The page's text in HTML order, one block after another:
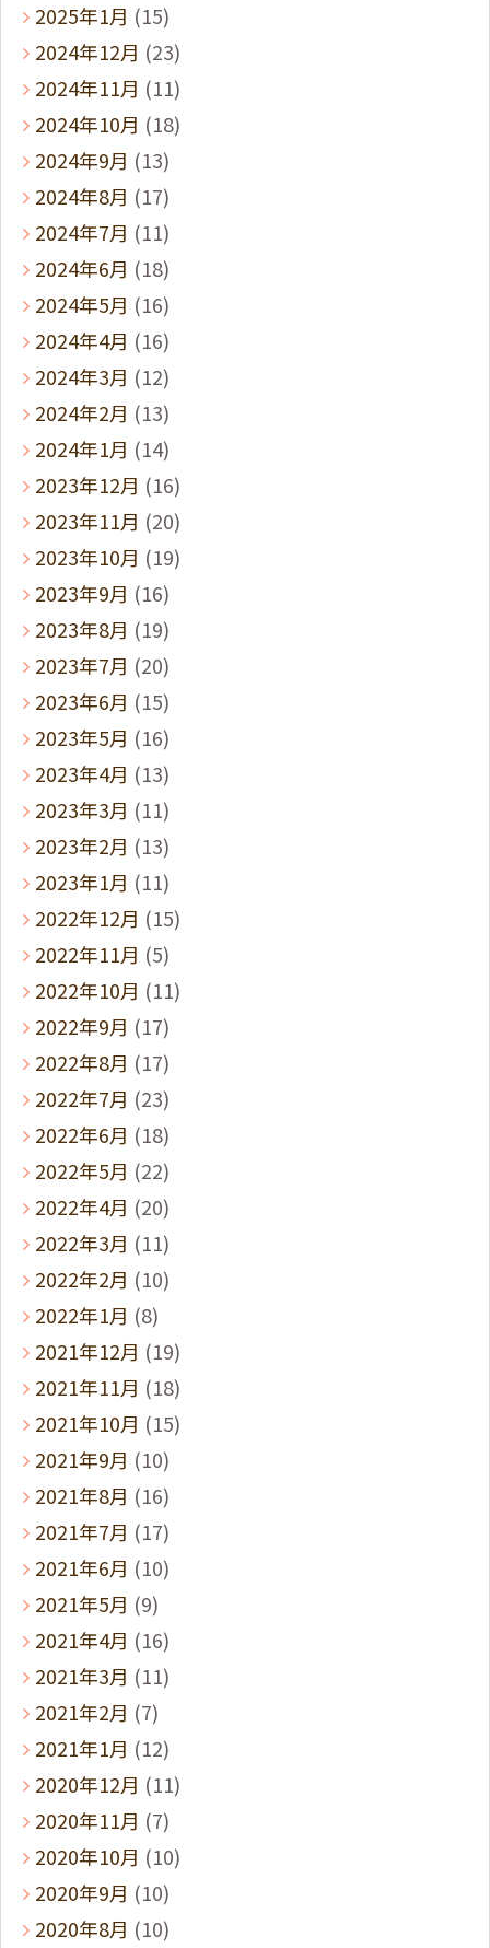
2025年1月 (15)
2024年12月 (23)
2024年11月 (11)
2024年10月 (18)
2024年9月 (13)
2024年8月 (17)
2024年7月 (11)
2024年6月 (18)
2024年5月 (16)
2024年4月 (16)
2024年3月 (12)
2024年2月 (13)
2024年1月 (14)
2023年12月 (16)
2023年11月 (20)
2023年10月 (19)
2023年9月 (16)
2023年8月 (19)
2023年7月 (20)
2023年6月 (15)
2023年5月 (16)
2023年4月 (13)
2023年3月 (11)
2023年2月 (13)
2023年1月 (11)
2022年12月 (15)
2022年11月 (5)
2022年10月 (11)
2022年9月 (17)
2022年8月 (17)
2022年7月 (23)
2022年6月 (18)
2022年5月 (22)
2022年4月 (20)
2022年3月 (11)
2022年2月 (10)
2022年1月 (8)
2021年12月 (19)
2021年11月 (18)
2021年10月 (15)
2021年9月 (10)
2021年8月 (16)
2021年7月 (17)
2021年6月 (10)
2021年5月 (9)
2021年4月 (16)
2021年3月 (11)
2021年2月 (7)
2021年1月 (12)
2020年12月 (11)
2020年11月 (7)
2020年10月 (10)
2020年9月 (10)
2020年8月 (10)